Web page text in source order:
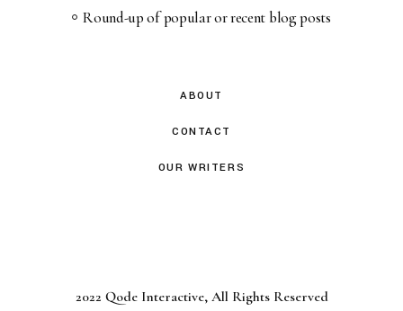
Round-up of popular or recent blog posts
ABOUT
CONTACT
OUR WRITERS
2022 Qode Interactive, All Rights Reserved